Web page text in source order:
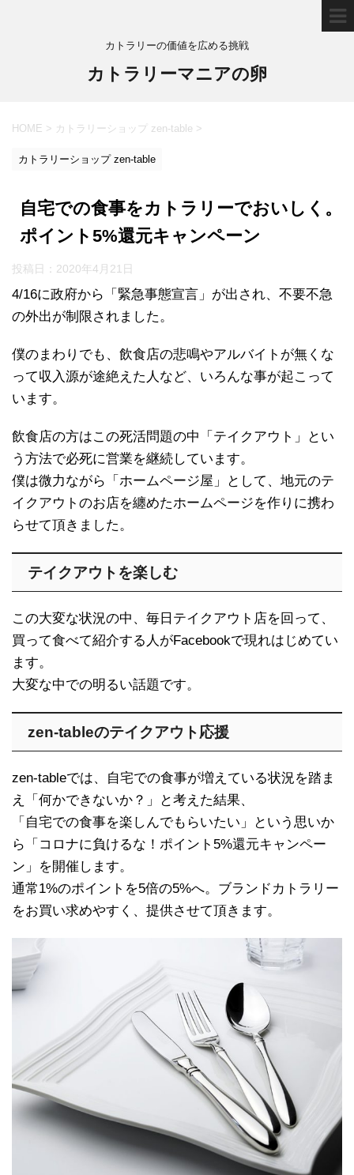
カトラリーの価値を広める挑戦
カトラリーマニアの卵
HOME > カトラリーショップ zen-table >
カトラリーショップ zen-table
自宅での食事をカトラリーでおいしく。
ポイント5%還元キャンペーン
投稿日： 2020年4月21日
4/16に政府から「緊急事態宣言」が出され、不要不急
の外出が制限されました。
僕のまわりでも、飲食店の悲鳴やアルバイトが無くな
って収入源が途絶えた人など、いろんな事が起こって
います。
飲食店の方はこの死活問題の中「テイクアウト」とい
う方法で必死に営業を継続しています。
僕は微力ながら「ホームページ屋」として、地元のテ
イクアウトのお店を纏めたホームページを作りに携わ
らせて頂きました。
テイクアウトを楽しむ
この大変な状況の中、毎日テイクアウト店を回って、
買って食べて紹介する人がFacebookで現れはじめてい
ます。
大変な中での明るい話題です。
zen-tableのテイクアウト応援
zen-tableでは、自宅での食事が増えている状況を踏ま
え「何かできないか？」と考えた結果、
「自宅での食事を楽しんでもらいたい」という思いか
ら「コロナに負けるな！ポイント5%還元キャンペー
ン」を開催します。
通常1%のポイントを5倍の5%へ。ブランドカトラリー
をお買い求めやすく、提供させて頂きます。